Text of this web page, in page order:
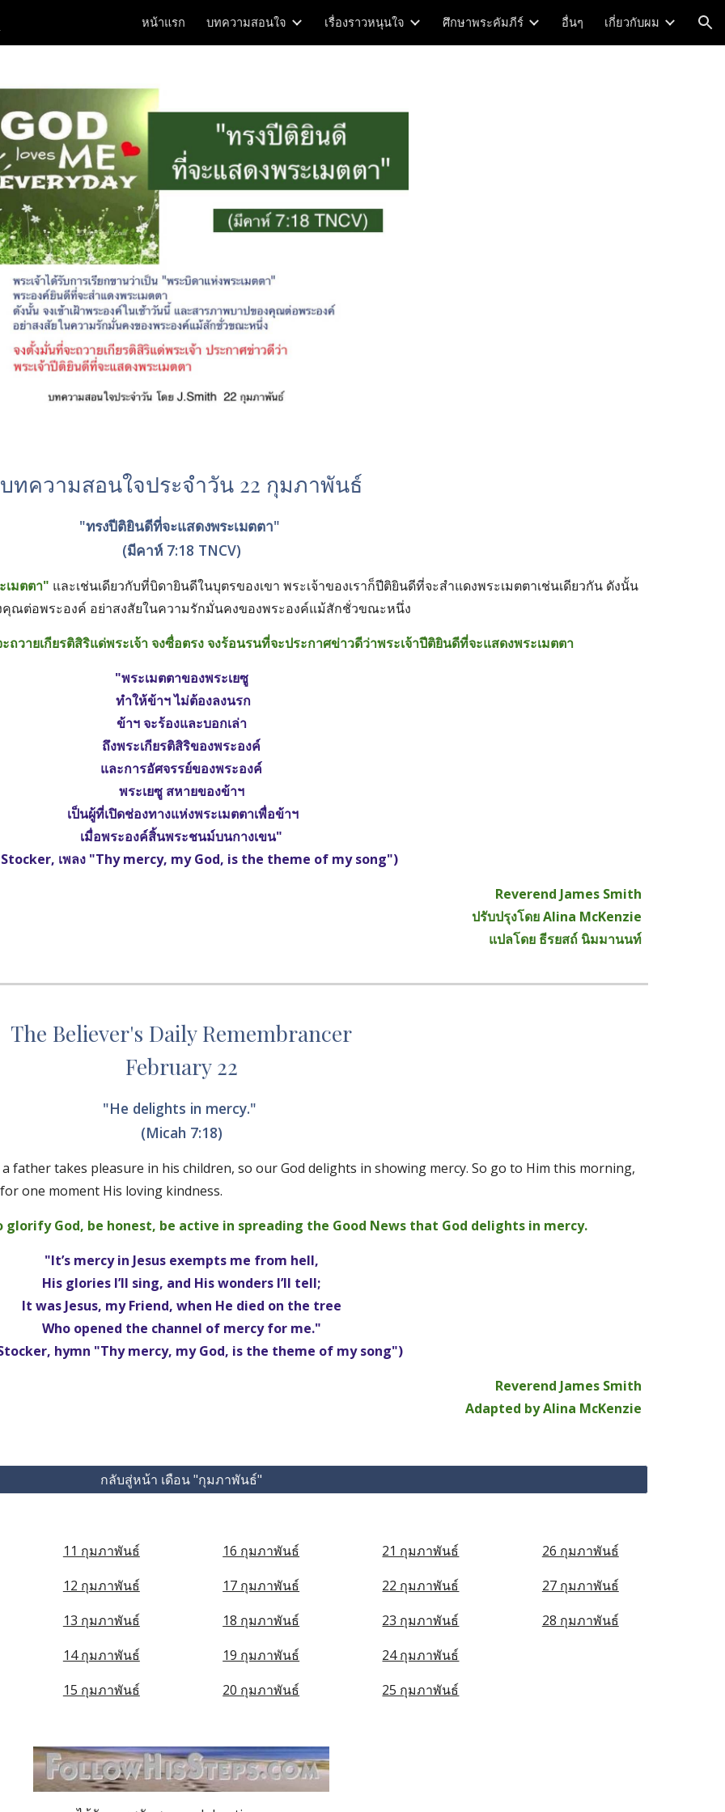
to main content Skip to navigation
หน้าแรก บทความสอนใจ เรื่องราวหนุนใจ ศึกษาพระคัมภีร์ อื่นๆ เกี่ยวกับผม
บทความสอนใจประจำวัน 22 กุมภาพันธ์
"ทรงปีติยินดีที่จะแสดงพระเมตตา"
(มีคาห์ 7:18 TNCV)
เมตตา" และเช่นเดียวกับที่บิดายินดีในบุตรของเขา พระเจ้าของเราก็ปีติยินดีที่จะสำแดงพระเมตตาเช่นเดียวกัน ดังนั้น
คุณต่อพระองค์ อย่าสงสัยในความรักมั่นคงของพระองค์แม้สักชั่วขณะหนึ่ง
ถวายเกียรติสิริแด่พระเจ้า จงซื่อตรง จงร้อนรนที่จะประกาศข่าวดีว่าพระเจ้าปีติยินดีที่จะแสดงพระเมตตา
"พระเมตตาของพระเยซู
ทำให้ข้าฯ ไม่ต้องลงนรก
ข้าฯ จะร้องและบอกเล่า
ถึงพระเกียรติสิริของพระองค์
และการอัศจรรย์ของพระองค์
พระเยซู สหายของข้าฯ
เป็นผู้ที่เปิดช่องทางแห่งพระเมตตาเพื่อข้าฯ
เมื่อพระองค์สิ้นพระชนม์บนกางเขน"
Stocker, เพลง "Thy mercy, my God, is the theme of my song")
Reverend James Smith
ปรับปรุงโดย Alina McKenzie
แปลโดย ธีรยสถ์ นิมมานนท์
The Believer's Daily Remembrancer
February 22
"He delights in mercy."
(Micah 7:18)
a father takes pleasure in his children, so our God delights in showing mercy. So go to Him this morning,
one moment His loving kindness.
glorify God, be honest, be active in spreading the Good News that God delights in mercy.
"It’s mercy in Jesus exempts me from hell,
His glories I’ll sing, and His wonders I’ll tell;
It was Jesus, my Friend, when He died on the tree
Who opened the channel of mercy for me."
hymn "Thy mercy, my God, is the theme of my song")
Reverend James Smith
Adapted by Alina McKenzie
กลับสู่หน้า เดือน "กุมภาพันธ์"
11 กุมภาพันธ์
12 กุมภาพันธ์
13 กุมภาพันธ์
14 กุมภาพันธ์
15 กุมภาพันธ์
16 กุมภาพันธ์
17 กุมภาพันธ์
18 กุมภาพันธ์
19 กุมภาพันธ์
20 กุมภาพันธ์
21 กุมภาพันธ์
22 กุมภาพันธ์
23 กุมภาพันธ์
24 กุมภาพันธ์
25 กุมภาพันธ์
26 กุมภาพันธ์
27 กุมภาพันธ์
28 กุมภาพันธ์